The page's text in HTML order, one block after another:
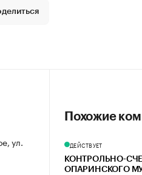
ул.
Похожие
ДЕЙСТВУЕТ
КОНТРОЛЬНО-
ОПАРИНСКОГО